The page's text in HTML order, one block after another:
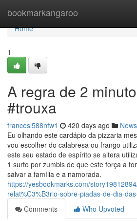
bookmarkangaroo
Home
Home
1
A regra de 2
#trouxa
francesl588nfw1 420 days ago News
Eu olhando este cardápio da pizzaria
vou escolher do calabresa ou frango
este seu estado de espírito se altera
1 surto por zumbis de que este força a
salvar a família e a namorada.
https://yesbookmarks.com/
relat%C3%B3rio-sobre-piadas-de-dia-
Comments
Who Upvoted